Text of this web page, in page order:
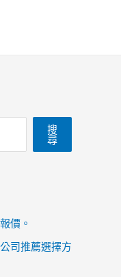
搜
尋
價。
司推薦選擇方